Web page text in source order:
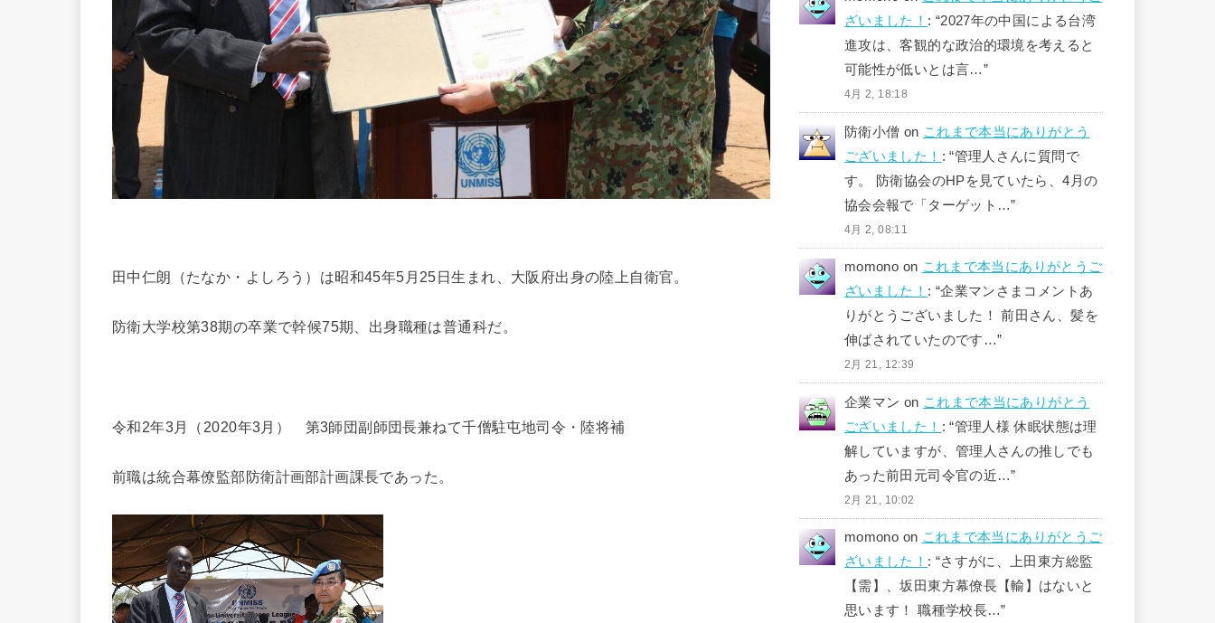
田中仁朗（たなか・よしろう）は昭和45年5月25日生まれ、大阪府出身の陸上自衛官。
防衛大学校第38期の卒業で幹候75期、出身職種は普通科だ。
令和2年3月（2020年3月） 第3師団副師団長兼ねて千僧駐屯地司令・陸将補
前職は統合幕僚監部防衛計画部計画課長であった。
ざいました！ : “2027年の中国による台湾
進攻は、客観的な政治的環境を考えると
可能性が低いとは言…”
4月 2, 18:18
防衛小僧 on これまで本当にありがとう
ございました！ : “管理人さんに質問で
す。 防衛協会のHPを見ていたら、4月の
協会会報で「ターゲット…”
4月 2, 08:11
momono on これまで本当にありがとうご
ざいました！ : “企業マンさまコメントあ
りがとうございました！ 前田さん、髪を
伸ばされていたのです…”
2月 21, 12:39
企業マン on これまで本当にありがとう
ございました！ : “管理人様 休眠状態は理
解していますが、管理人さんの推しでも
あった前田元司令官の近…”
2月 21, 10:02
momono on これまで本当にありがとうご
ざいました！ : “さすがに、上田東方総監
【需】、坂田東方幕僚長【輸】はないと
思います！ 職種学校長…”